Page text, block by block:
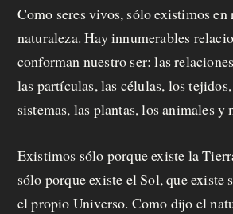
Como seres vivos, sólo existimos
naturaleza. Hay innumerables
conforman nuestro ser: las
las partículas, las células, los
sistemas, las plantas, los animales y
Existimos sólo porque existe la
sólo porque existe el Sol, que existe
el propio Universo. Como dijo el